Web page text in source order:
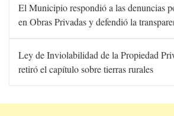
El Municipio respondió a las denuncias
en Obras Privadas y defendió la
Ley de Inviolabilidad de la Propiedad
retiró el capítulo sobre tierras rurales